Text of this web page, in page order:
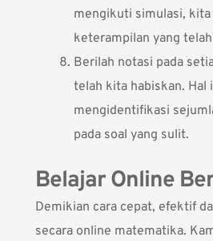
mengikuti simulasi,
keterampilan yang
Berilah notasi pada
telah kita habiskan.
mengidentifikasi
pada soal yang sulit.
Belajar Online
Demikian cara cepat, efektif
secara online matematika.